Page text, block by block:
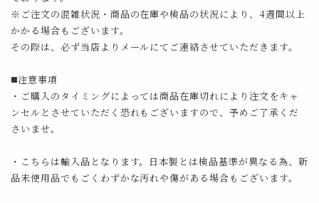
※ご注文の混雑状況・商品の在庫や検品の状況により、4週間以上
かかる場合もございます。
その際は、必ず当店よりメールにてご連絡させていただきます。
◼️注意事項
・ご購入のタイミングによっては商品在庫切れにより注文をキャ
ンセルとさせていただく恐れもございますので、予めご了承くだ
さいませ。
・こちらは輸入品となります。日本製とは検品基準が異なる為、新
品未使用品でもごくわずかな汚れや傷がある場合もございます。